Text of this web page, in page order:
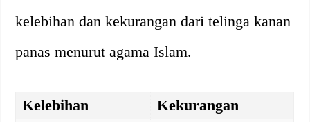
kelebihan dan kekurangan dari telinga kanan
panas menurut agama Islam.
Kelebihan
Kekurangan